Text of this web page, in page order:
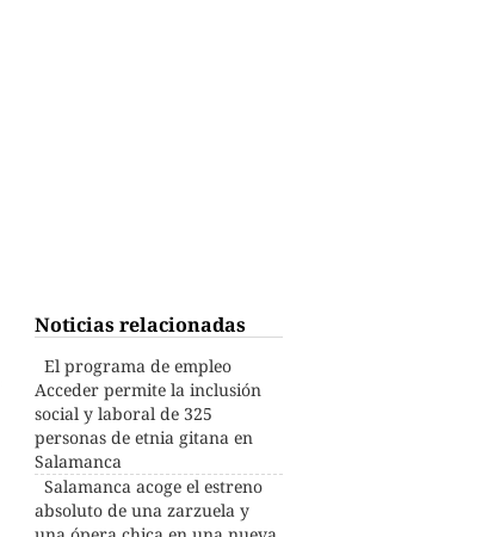
Noticias relacionadas
El programa de empleo
Acceder permite la inclusión
social y laboral de 325
personas de etnia gitana en
Salamanca
Salamanca acoge el estreno
absoluto de una zarzuela y